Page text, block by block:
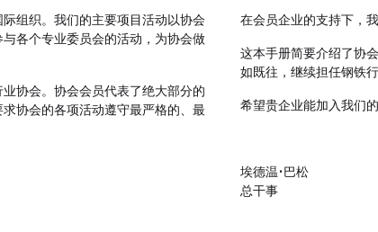
组织。我们的主要项目活动以协会
各个专业委员会的活动，为协会做
协会。协会会员代表了绝大部分的
协会的各项活动遵守最严格的、最
在会员企业的支持下，
这本手册简要介绍了协
如既往，继续担任钢铁
希望贵企业能加入我们的
埃德温•巴松
总干事